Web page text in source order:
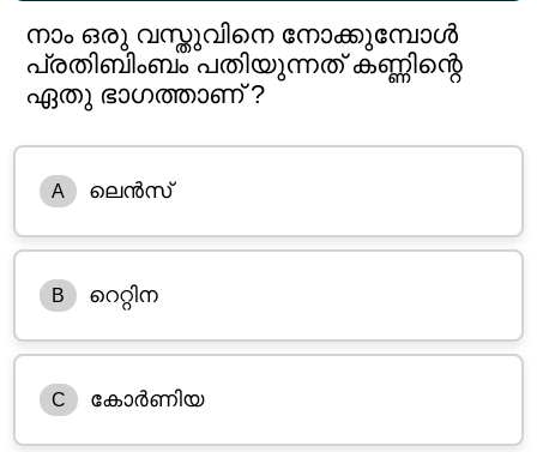
നാം ഒരു വസ്തുവിനെ നോക്കുമ്പോൾ
പ്രതിബിംബം പതിയുന്നത് കണ്ണിന്റെ
ഏതു ഭാഗത്താണ് ?
A ലെൻസ്
B റെറ്റിന
C കോർണിയ